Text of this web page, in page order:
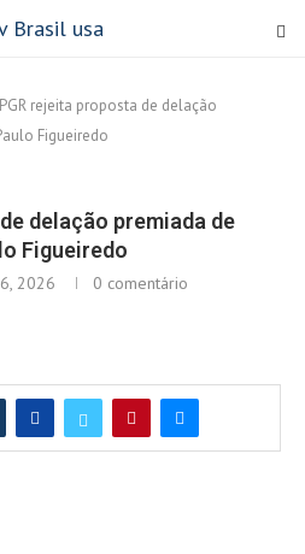
PGR rejeita proposta de delação
Figueiredo
delação premiada de
Figueiredo
2026 0 comentário